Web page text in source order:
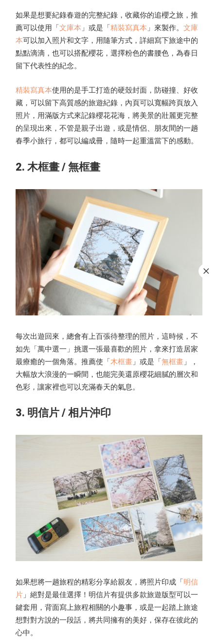
如果是想要紀錄春遊的完整紀錄，收藏你的追櫻之旅，推
薦可以使用「文庫本 」或是「精裝寫真本 」來製作。 文庫
本可以加入照片和文字，用隨筆方式，詳細寫下旅途中的
點點滴滴，也可以搭配櫻花，選擇粉色的書腰色，為春日
留下代表性的紀念。
精裝寫真本使用的是手工打造的硬殼封面，防碰撞、好收
藏，可以留下高質感的旅遊紀錄，內頁可以寬幅跨頁放入
照片，用滿版方式來記錄櫻花花海，將美景的壯麗更完整
的呈現出來，不管是親子出遊，或是情侶、朋友間的一趟
春季小旅行，都可以編成冊，隨時一起重溫當下的感動。
2. 木框畫 / 無框畫
每次出遊回來，總會有上百張待整理的照片，這時候，不
如先「萬中選一」挑選一張最喜歡的照片，拿來打造居家
最療癒的一個角落。推薦使「木框畫 」或是「無框畫 」，
大幅放大浪漫的一瞬間，也能完美還原櫻花細膩的層次和
色彩，讓家裡也可以充滿春天的氣息。
3. 明信片 / 相片沖印
如果想將一趟旅程的精彩分享給親友，將照片印成「明信
片 」絕對是最佳選擇！明信片有提供多款旅遊版型可以一
鍵套用，背面寫上旅程相關的小趣事，或是一起踏上旅途
想對對方說的一段話，將共同擁有的美好，保存在彼此的
心中。